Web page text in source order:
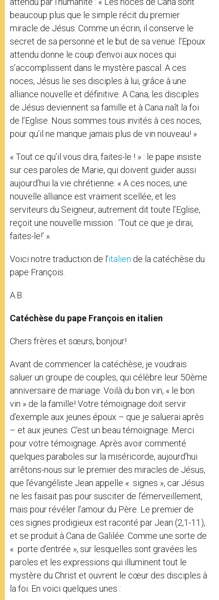
beaucoup plus que le simple récit du premier
miracle de Jésus. Comme un écrin, il conserve le
secret de sa personne et le but de sa venue: l’Epoux
attendu donne le coup d’envoi aux noces qui
s’accomplissent dans le mystère pascal. A ces
noces, Jésus lie ses disciples à lui, grâce à une
alliance nouvelle et définitive. A Cana, les disciples
de Jésus deviennent sa famille et à Cana naît la foi
de l’Eglise. Nous sommes tous invités à ces noces,
pour qu’il ne manque jamais plus de vin nouveau! »
« Tout ce qu’il vous dira, faites-le ! » : le pape insiste
sur ces paroles de Marie, qui doivent guider aussi
aujourd’hui la vie chrétienne: « A ces noces, une
nouvelle alliance est vraiment scellée, et les
serviteurs du Seigneur, autrement dit toute l’Eglise,
reçoit une nouvelle mission : ‘Tout ce que je dirai,
faites-le!’ ».
Voici notre traduction de l’italien de la catéchèse du
pape François.
A.B.
Catéchèse du pape François en italien
Chers frères et sœurs, bonjour!
Avant de commencer la catéchèse, je voudrais
saluer un groupe de couples, qui célèbre leur 50ème
anniversaire de mariage. Voilà du bon vin, « le bon
vin » de la famille! Votre témoignage doit servir
d’exemple aux jeunes époux – que je saluerai après
– et aux jeunes. C’est un beau témoignage. Merci
pour votre témoignage. Après avoir commenté
quelques paraboles sur la miséricorde, aujourd’hui
arrêtons-nous sur le premier des miracles de Jésus,
que l’évangéliste Jean appelle « signes », car Jésus
ne les faisait pas pour susciter de l’émerveillement,
mais pour révéler l’amour du Père. Le premier de
ces signes prodigieux est raconté par Jean (2,1-11),
et se produit à Cana de Galilée. Comme une sorte de
« porte d’entrée », sur lesquelles sont gravées les
paroles et les expressions qui illuminent tout le
mystère du Christ et ouvrent le cœur des disciples à
la foi. En voici quelques unes :